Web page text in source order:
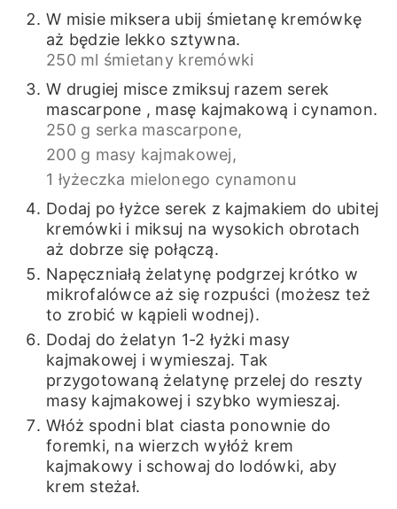
W misie miksera ubij śmietanę kremówkę
aż będzie lekko sztywna.
250 ml śmietany kremówki
W drugiej misce zmiksuj razem serek
mascarpone , masę kajmakową i cynamon.
250 g serka mascarpone,
200 g masy kajmakowej,
1 łyżeczka mielonego cynamonu
Dodaj po łyżce serek z kajmakiem do ubitej
kremówki i miksuj na wysokich obrotach
aż dobrze się połączą.
Napęczniałą żelatynę podgrzej krótko w
mikrofalówce aż się rozpuści (możesz też
to zrobić w kąpieli wodnej).
Dodaj do żelatyn 1-2 łyżki masy
kajmakowej i wymieszaj. Tak
przygotowaną żelatynę przelej do reszty
masy kajmakowej i szybko wymieszaj.
Włóż spodni blat ciasta ponownie do
foremki, na wierzch wyłóż krem
kajmakowy i schowaj do lodówki, aby
krem steżał.